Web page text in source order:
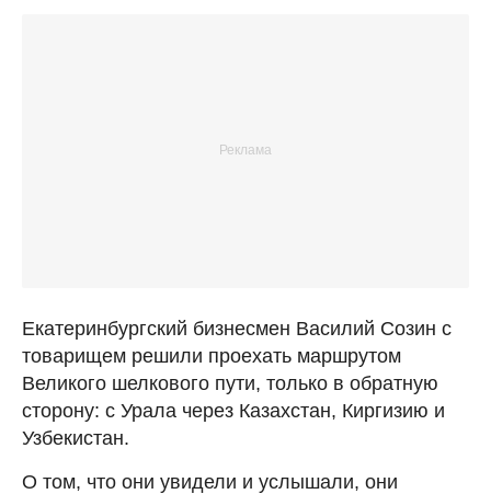
Екатеринбургский бизнесмен Василий Созин с
товарищем решили проехать маршрутом
Великого шелкового пути, только в обратную
сторону: с Урала через Казахстан, Киргизию и
Узбекистан.
О том, что они увидели и услышали, они